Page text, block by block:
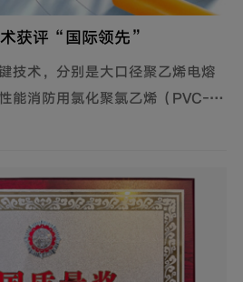
获评“国际领先”
技术，分别是大口径聚乙烯电熔
能消防用氯化聚氯乙烯（PVC-
技成果鉴定，达到国际领先水
性能，推动了大口径电熔管件和
足了城市水网改造和消防系统的